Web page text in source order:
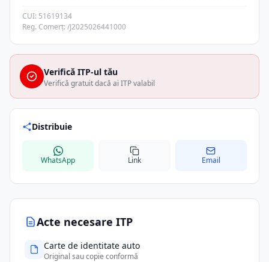
Acte necesare ITP
Carte de identitate auto
Original sau copie conformă
CUI: 51619134
Reg. Comerț: /J2025026441000
Verifică ITP-ul tău
Verifică gratuit dacă ai ITP valabil
Distribuie
WhatsApp Link Email